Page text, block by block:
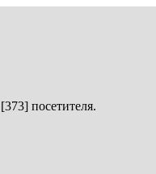
посетителя.